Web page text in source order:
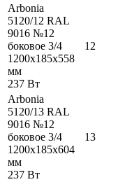
Arbonia
5120/12 RAL
9016 №12
боковое 3/4
1200x185x558
мм
237 Вт
12
Arbonia
5120/13 RAL
9016 №12
боковое 3/4
1200x185x604
мм
237 Вт
13